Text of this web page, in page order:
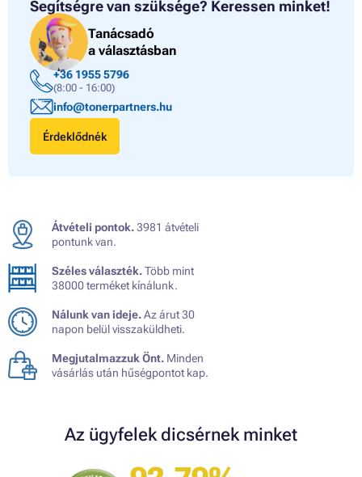
Segítségre van szüksége? Keressen minket!
Tanácsadó
a választásban
+36 1955 5796
(8:00 - 16:00)
info@tonerpartners.hu
Érdeklődnék
Átvételi pontok.3981 átvételi
pontunk van.
Széles választék.Több mint
38000 terméket kínálunk.
Nálunk van ideje.Az árut 30
napon belül visszaküldheti.
Megjutalmazzuk Önt. Minden
vásárlás után hűségpontot kap.
Az ügyfelek dicsérnek minket